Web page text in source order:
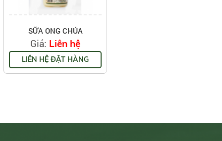
SỮA ONG CHÚA
Giá: Liên hệ
LIÊN HỆ ĐẶT HÀNG